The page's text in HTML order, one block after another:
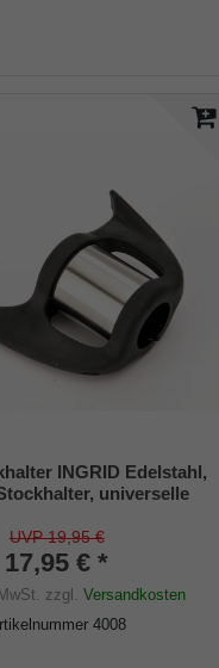
INGRID Edelstahl,
universelle
UVP 19,95 €
17,95 € *
zzgl. Versandkosten
4008